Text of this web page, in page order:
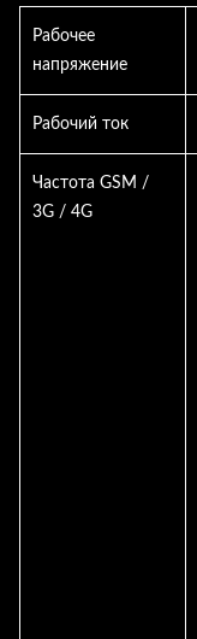
Рабочее
напряжение
Рабочий ток
Частота GSM /
3G / 4G